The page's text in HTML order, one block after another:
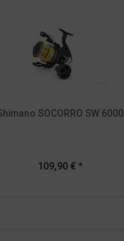
SOCORRO SW 6000
109,90 € *